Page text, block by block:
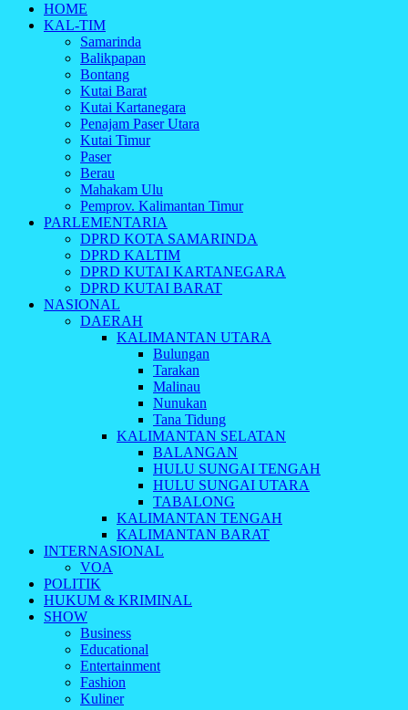
Indonesia Cyber
Media Cetak, Online & Streaming
HOME
KAL-TIM
Samarinda
Balikpapan
Bontang
Kutai Barat
Kutai Kartanegara
Penajam Paser Utara
Kutai Timur
Paser
Berau
Mahakam Ulu
Pemprov. Kalimantan Timur
PARLEMENTARIA
DPRD KOTA SAMARINDA
DPRD KALTIM
DPRD KUTAI KARTANEGARA
DPRD KUTAI BARAT
NASIONAL
DAERAH
KALIMANTAN UTARA
Bulungan
Tarakan
Malinau
Nunukan
Tana Tidung
KALIMANTAN SELATAN
BALANGAN
HULU SUNGAI TENGAH
HULU SUNGAI UTARA
TABALONG
KALIMANTAN TENGAH
KALIMANTAN BARAT
INTERNASIONAL
VOA
POLITIK
HUKUM & KRIMINAL
SHOW
Business
Educational
Entertainment
Fashion
Kuliner